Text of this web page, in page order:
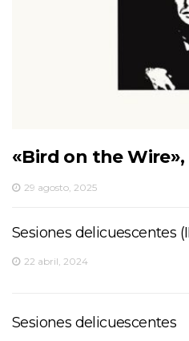
«Bird on the
29 agosto, 2025
Sesiones delicuescentes
22 abril, 2024
Sesiones delicuescentes